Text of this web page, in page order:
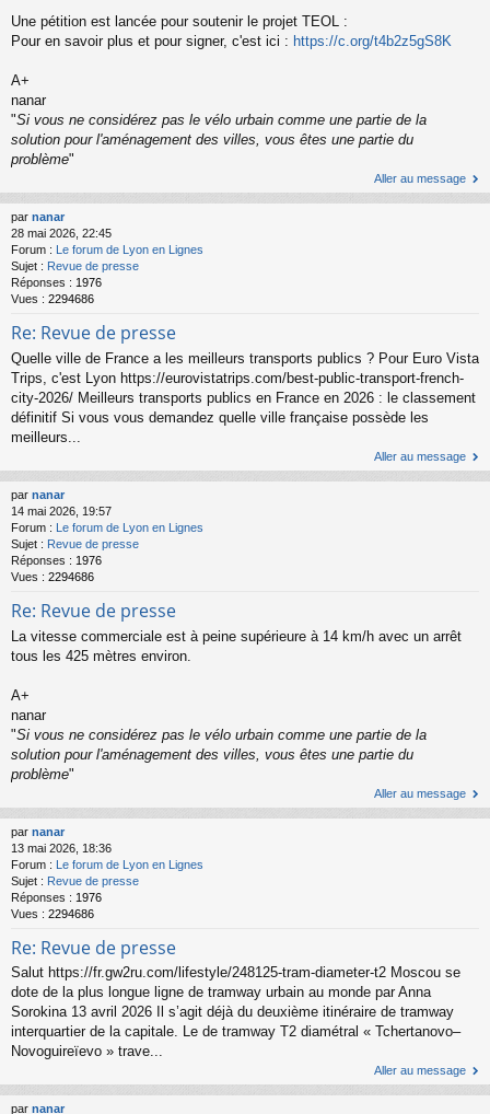
Une pétition est lancée pour soutenir le projet TEOL :
Pour en savoir plus et pour signer, c'est ici : https://c.org/t4b2z5gS8K
A+
nanar
"Si vous ne considérez pas le vélo urbain comme une partie de la
solution pour l'aménagement des villes, vous êtes une partie du
problème"
Aller au message
par nanar
28 mai 2026, 22:45
Forum : Le forum de Lyon en Lignes
Sujet : Revue de presse
Réponses : 1976
Vues : 2294686
Re: Revue de presse
Quelle ville de France a les meilleurs transports publics ? Pour Euro Vista
Trips, c'est Lyon https://eurovistatrips.com/best-public-transport-french-
city-2026/ Meilleurs transports publics en France en 2026 : le classement
définitif Si vous vous demandez quelle ville française possède les
meilleurs...
Aller au message
par nanar
14 mai 2026, 19:57
Forum : Le forum de Lyon en Lignes
Sujet : Revue de presse
Réponses : 1976
Vues : 2294686
Re: Revue de presse
La vitesse commerciale est à peine supérieure à 14 km/h avec un arrêt
tous les 425 mètres environ.
A+
nanar
"Si vous ne considérez pas le vélo urbain comme une partie de la
solution pour l'aménagement des villes, vous êtes une partie du
problème"
Aller au message
par nanar
13 mai 2026, 18:36
Forum : Le forum de Lyon en Lignes
Sujet : Revue de presse
Réponses : 1976
Vues : 2294686
Re: Revue de presse
Salut https://fr.gw2ru.com/lifestyle/248125-tram-diameter-t2 Moscou se
dote de la plus longue ligne de tramway urbain au monde par Anna
Sorokina 13 avril 2026 Il s’agit déjà du deuxième itinéraire de tramway
interquartier de la capitale. Le de tramway T2 diamétral « Tchertanovo–
Novoguireïevo » trave...
Aller au message
par nanar